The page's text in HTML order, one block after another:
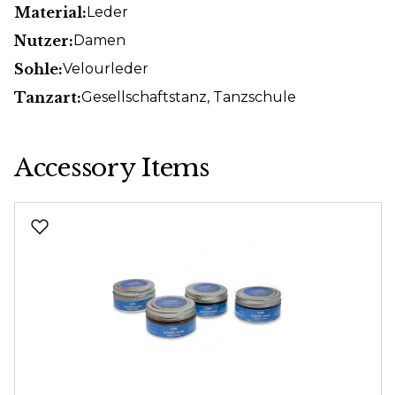
Material:Leder
Nutzer:Damen
Sohle:Velourleder
Tanzart:Gesellschaftstanz, Tanzschule
Accessory Items